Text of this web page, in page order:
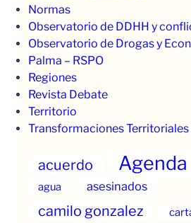
Normas
Observatorio de DDHH y
Observatorio de Drogas y
Palma – RSPO
Regiones
Revista Debate
Territorio
Transformaciones Territoriales
acuerdo Agenda
agua asesinados
camilo gonzalez